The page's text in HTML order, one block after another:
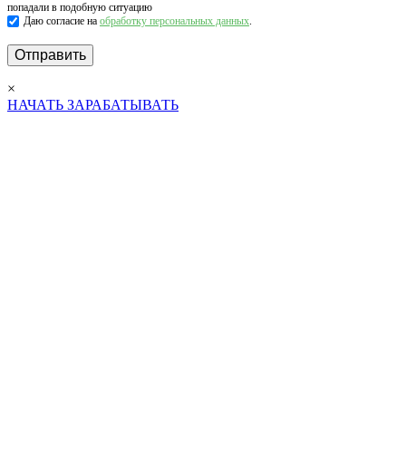
попадали в подобную ситуацию
Даю согласие на обработку персональных данных.
×
НАЧАТЬ ЗАРАБАТЫВАТЬ